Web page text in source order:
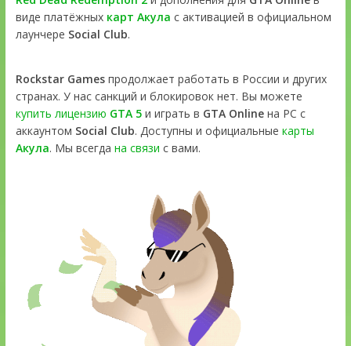
виде платёжных карт Акула с активацией в официальном
лаунчере Social Club.
Rockstar Gamesпродолжает работать в России и других
странах. У нас санкций и блокировок нет. Вы можете
купить лицензию GTA 5и играть в GTA Onlineна PC с
аккаунтом Social Club. Доступны и официальные карты
Акула. Мы всегда на связи с вами.